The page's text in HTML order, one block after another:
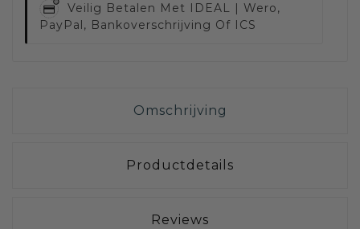
Veilig Betalen Met IDEAL | Wero,
PayPal, Bankoverschrijving Of ICS
Omschrijving
Productdetails
Reviews